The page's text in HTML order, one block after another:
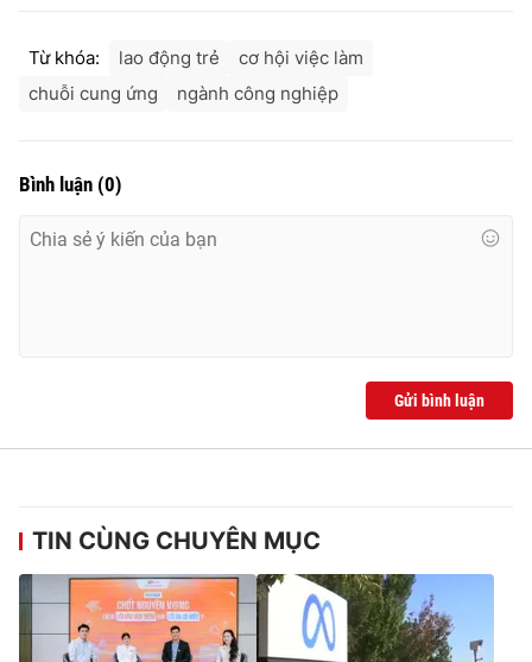
Từ khóa: lao động trẻ
cơ hội việc làm
chuỗi cung ứng
ngành công nghiệp
Bình luận (0)
Gửi bình luận
TIN CÙNG CHUYÊN MỤC